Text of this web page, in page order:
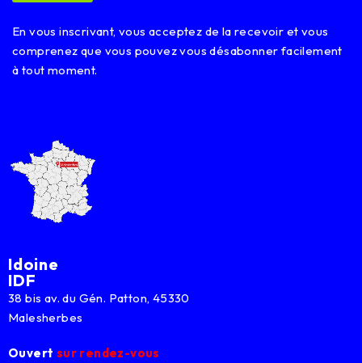
a
lEn vous inscrivant, vous acceptez de la recevoir et vous
comprenez que vous pouvez vous désabonner facilement
à tout moment.
Idoine
IDF
38 bis av. du Gén. Patton, 45330
Malesherbes
Ouvert sur rendez-vous